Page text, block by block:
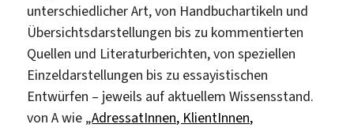
unterschiedlicher Art, von Handbuchartikeln und
Übersichtsdarstellungen bis zu kommentierten
Quellen und Literaturberichten, von speziellen
Einzeldarstellungen bis zu essayistischen
Entwürfen – jeweils auf aktuellem Wissensstand.
von A wie „AdressatInnen, KlientInnen,